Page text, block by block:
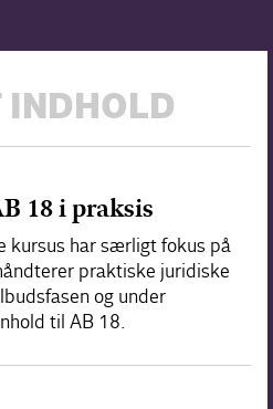
INDHOLD
18 i praksis
kursus har særligt fokus på
praktiske juridiske
og under
til AB 18.